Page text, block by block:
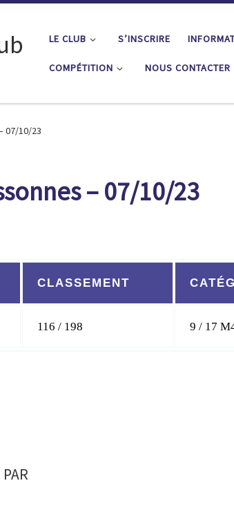
LE CLUB S’INSCRIRE
COMPÉTITION NOUS CONTACTER
07/10/23
– 07/10/23
CLASSEMENT
116 / 198 9 / 17